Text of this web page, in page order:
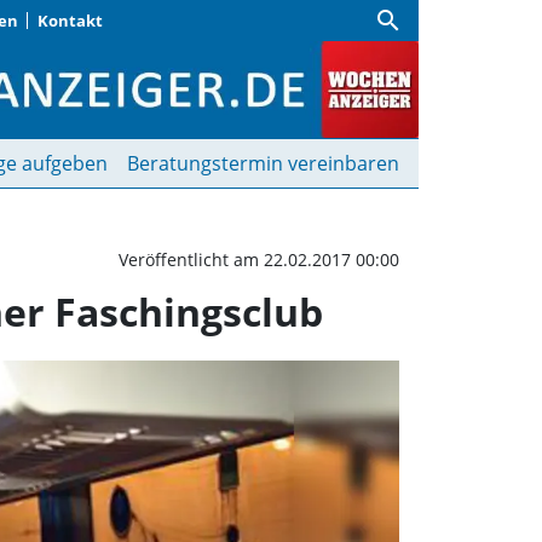
Kontakt search
mit dem
aufgeben Beratungstermin vereinbaren
Veröffentlicht am 22.02.2017 00:00
Faschingsclub